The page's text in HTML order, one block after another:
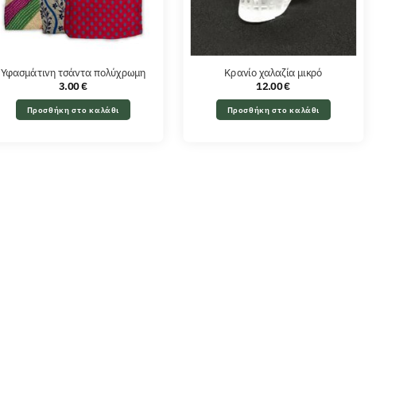
Υφασμάτινη τσάντα πολύχρωμη
3.00€
Προσθήκη στο καλάθι
Κρανίο χαλαζία μικρό
12.00€
Προσθήκη στο καλάθι